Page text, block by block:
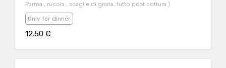
Parma , rucola , scaglie di grana, tutto post cottura )
Only for dinner
12.50 €